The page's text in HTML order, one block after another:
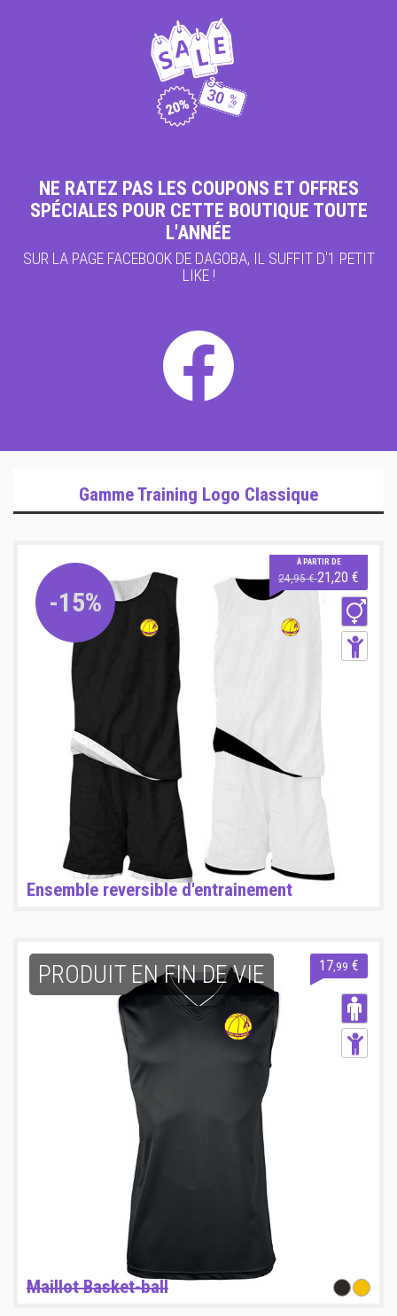
NE RATEZ PAS LES COUPONS ET OFFRES
SPÉCIALES POUR CETTE BOUTIQUE TOUTE
L'ANNÉE
SUR LA PAGE FACEBOOK DE DAGOBA, IL SUFFIT D'1 PETIT
LIKE !
Gamme Training Logo Classique
À PARTIR DE
24,95 €21,20 €
Ensemble reversible d'entrainement
-15%
17 ,99 €
PRODUIT EN FIN DE VIE
Maillot Basket-ball